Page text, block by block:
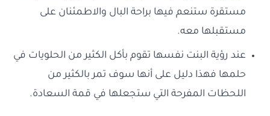
مستقرة ستنعم فيها براحة البال والاطمئنان على
مستقبلها معه.
عند رؤية البنت نفسها تقوم بأكل الكثير من الحلويات في
حلمها فهذا دليل على أنها سوف تمر بالكثير من
اللحظات المفرحة التي ستجعلها في قمة السعادة.